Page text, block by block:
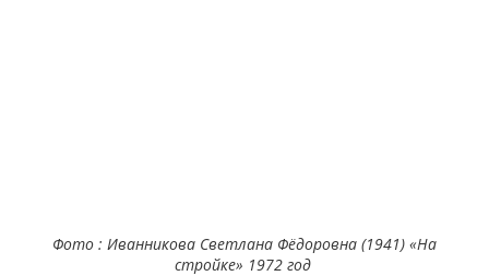
Фото : Иванникова Светлана Фёдоровна (1941) «На
стройке» 1972 год